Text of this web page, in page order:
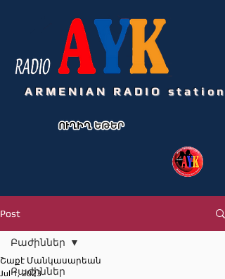
ARMENIAN RADIO station
Post
Բաժիններ
Բաժիններ
Շաքէ Մանկասարեան
Jul 1, 2023